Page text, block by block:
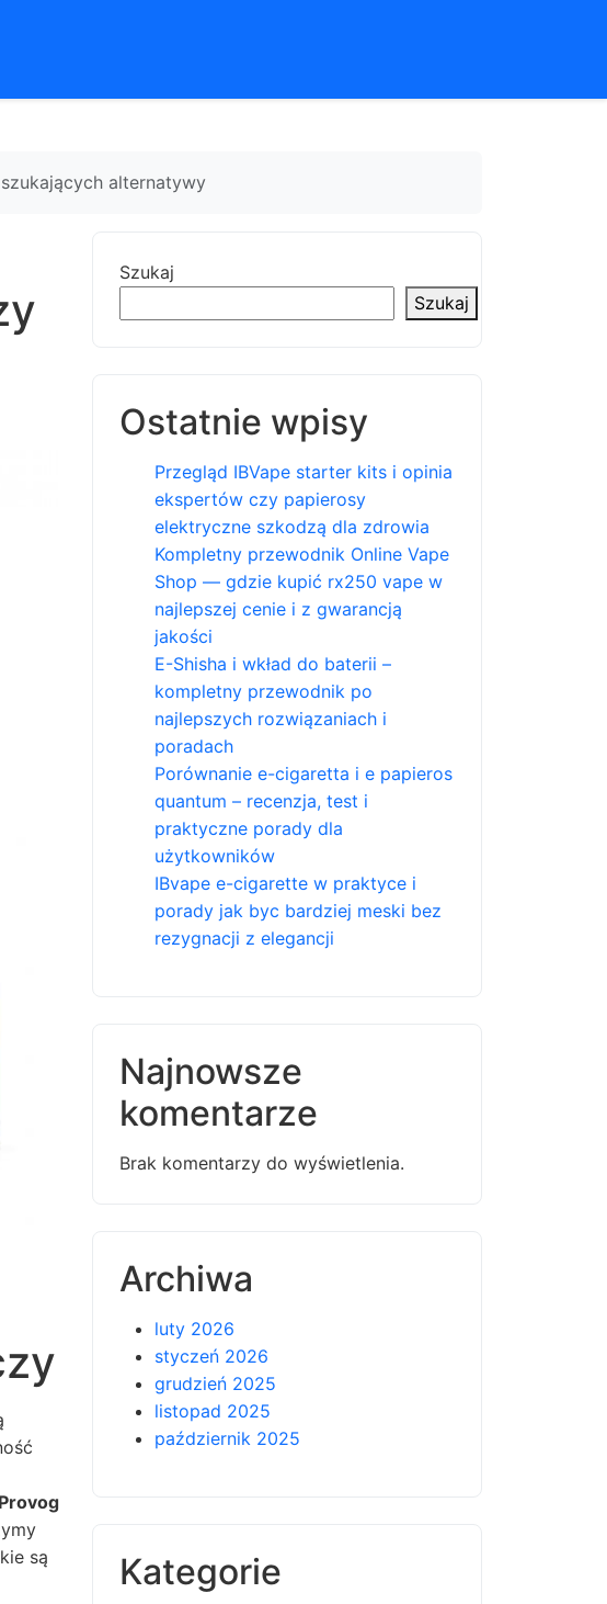
alternatywy
są
Szukaj
Szukaj
Ostatnie wpisy
Przegląd IBVape starter kits i opinia
ekspertów czy papierosy
elektryczne szkodzą dla zdrowia
Kompletny przewodnik Online Vape
Shop — gdzie kupić rx250 vape w
najlepszej cenie i z gwarancją
jakości
E-Shisha i wkład do baterii –
kompletny przewodnik po
najlepszych rozwiązaniach i
poradach
Porównanie e-cigaretta i e papieros
quantum – recenzja, test i
praktyczne porady dla
użytkowników
IBvape e-cigarette w praktyce i
porady jak byc bardziej meski bez
rezygnacji z elegancji
Najnowsze
komentarze
Brak komentarzy do wyświetlenia.
Archiwa
luty 2026
styczeń 2026
grudzień 2025
listopad 2025
październik 2025
Kategorie